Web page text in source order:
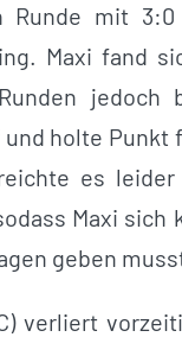
Runde mit
Maxi fand
jedoch
holte Punkt
es
Maxi sich
geben
verliert